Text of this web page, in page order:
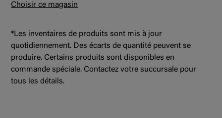
Choisir ce magasin
*Les inventaires de produits sont mis à jour
quotidiennement. Des écarts de quantité peuvent se
produire. Certains produits sont disponibles en
commande spéciale. Contactez votre succursale pour
tous les détails.